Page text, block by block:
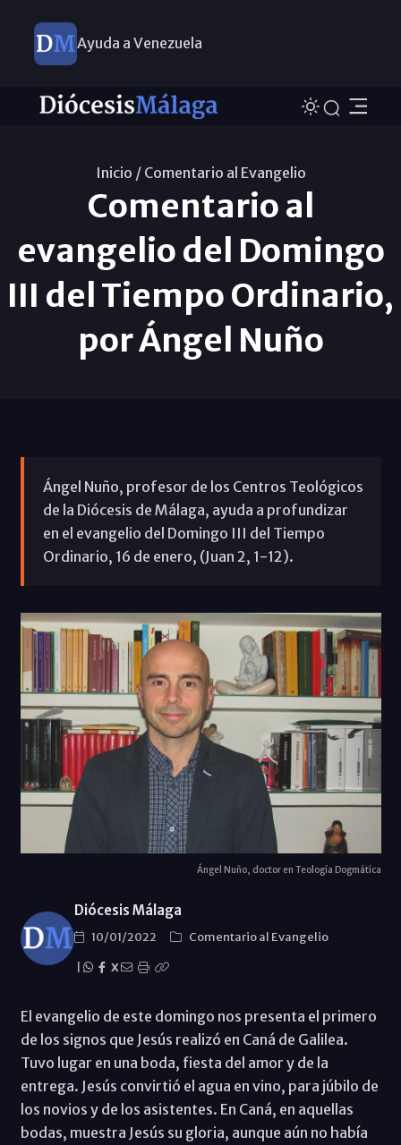
Ayuda a Venezuela
Inicio / Comentario al Evangelio
Comentario al
evangelio del Domingo
III del Tiempo Ordinario,
por Ángel Nuño
Ángel Nuño, profesor de los Centros Teológicos
de la Diócesis de Málaga, ayuda a profundizar
en el evangelio del Domingo III del Tiempo
Ordinario, 16 de enero, (Juan 2, 1-12).
Ángel Nuño, doctor en Teología Dogmática
Diócesis Málaga
10/01/2022
Comentario al Evangelio
X
El evangelio de este domingo nos presenta el primero
de los signos que Jesús realizó en Caná de Galilea.
Tuvo lugar en una boda, fiesta del amor y de la
entrega. Jesús convirtió el agua en vino, para júbilo de
los novios y de los asistentes. En Caná, en aquellas
bodas, muestra Jesús su gloria, aunque aún no había